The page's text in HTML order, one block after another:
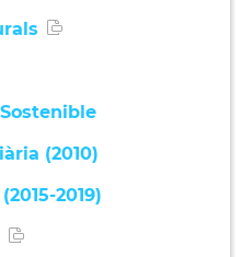
(2010)
2019)